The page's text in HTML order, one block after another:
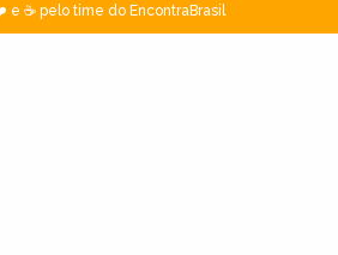
e ☕ pelo time do EncontraBrasil